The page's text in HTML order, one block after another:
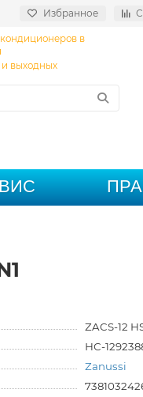
Избранное
в
и выходных
ZACS-12
НС-
Zanussi